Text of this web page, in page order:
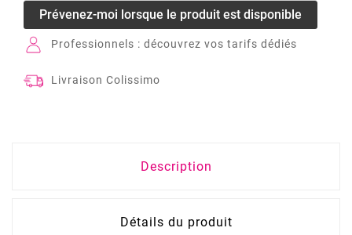
Prévenez-moi lorsque le produit est disponible
Professionnels : découvrez vos tarifs dédiés
Livraison Colissimo
Description
Détails du produit